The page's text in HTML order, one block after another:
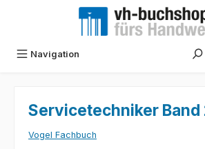
Zum Hauptinhalt springen
Navigation
Servicetechniker Band
Vogel Fachbuch